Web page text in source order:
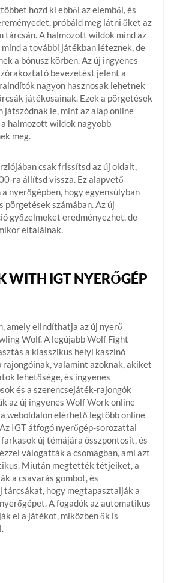
hozd ki ebből az elemből, és
próbáld meg látni őket az
tárcsán. A halmozott wildok mind az
a további játékban léteznek, de
a bónusz körben. Az új ingyenes
bevezetést jelent a
nagyon hasznosak lehetnek
játékosainak. Ezek a pörgetések
játszódnak le, mint az alap online
halmozott wildok nagyobb
meg.
csak frissítsd az új oldalt,
ra állítsd vissza. Ez alapvető
nyerőgépben, hogy egyensúlyban
pörgetések számában. Az új
győzelmeket eredményezhet, de
eltalálnak.
WITH IGT NYERŐGÉP
amely elindíthatja az új nyerő
Wolf. A legújabb Wolf Fight
a klasszikus helyi kaszinó
rajongóinak, valamint azoknak, akiket
lehetősége, és ingyenes
és a szerencsejáték-rajongók
az új ingyenes Wolf Work online
weboldalon elérhető legtöbb online
IGT átfogó nyerőgép-sorozattal
új témájára összpontosít, és
válogatták a csomagban, ami azt
Miután megtették tétjeiket, a
a csavarás gombot, és
tárcsákat, hogy megtapasztalják a
A fogadók az automatikus
el a játékot, miközben ők is